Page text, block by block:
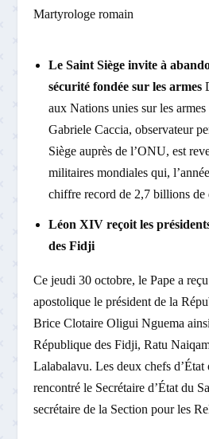
Martyrologe romain
Le Saint Siège invite à
sécurité fondée sur les armes
aux Nations unies sur les
Gabriele Caccia, observateur
Siège auprès de l’ONU, est
militaires mondiales qui,
chiffre record de 2,7 billions de
Léon XIV reçoit les
des Fidji
Ce jeudi 30 octobre, le Pape a
apostolique le président de la
Brice Clotaire Oligui Nguema
République des Fidji, Ratu
Lalabalavu. Les deux chefs d’État
rencontré le Secrétaire d’État du
secrétaire de la Section pour les